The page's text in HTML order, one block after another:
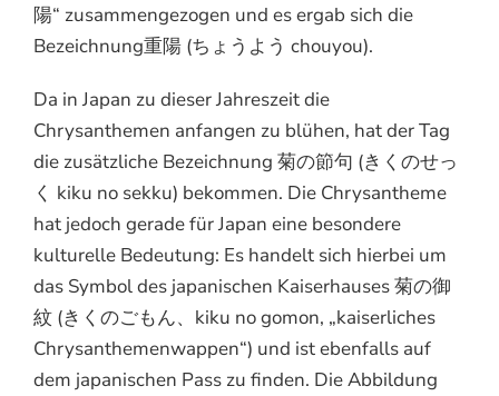
陽“ zusammengezogen und es ergab sich die
Bezeichnung重陽 (ちょうよう chouyou).
Da in Japan zu dieser Jahreszeit die
Chrysanthemen anfangen zu blühen, hat der Tag
die zusätzliche Bezeichnung 菊の節句 (きくのせっ
く kiku no sekku) bekommen. Die Chrysantheme
hat jedoch gerade für Japan eine besondere
kulturelle Bedeutung: Es handelt sich hierbei um
das Symbol des japanischen Kaiserhauses 菊の御
紋 (きくのごもん、kiku no gomon, „kaiserliches
Chrysanthemenwappen“) und ist ebenfalls auf
dem japanischen Pass zu finden. Die Abbildung